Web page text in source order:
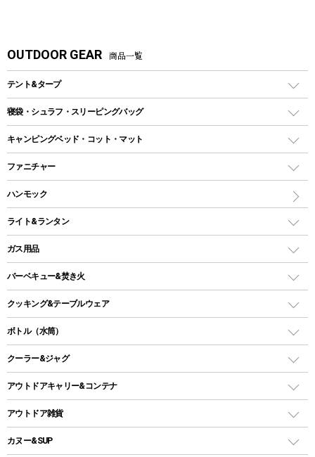
OUTDOOR GEAR 商品一覧
テント&タープ
テント
ツールームテント
ワンポールテント
シェルターテント
ロッジ型・オリジナルテント
タープ
スクエアタープ（レクタタープ）
メッシュタープ
自立式タープ
パラソル
テントアクセサリー
ペグ
寝袋・シュラフ・スリーピングバッグ
レクタングラー型（封筒型）シュラフ
インナーシュラフ
キャンピングベッド・コット・マット
キャンピングベッド・コット
インフレータブルマット
ファニチャー
アウトドアテーブル
レジャーシート
ハンモック
ライト&ランタン
LEDランタン
ガスランタン
オイルランタン
LEDライト
ヘッドライト
キャンドル
ガス用品
ガスバーナー
ガス缶
ガストーチ、ライター
バーベキュー&焚き火
バーベキューコンロ、グリル
焚き火台タイプ（ロースタイル）グリル
卓上タイプグリル
パーティータイプグリル
鉄板、アミ
クッキング&テーブルウェア
ダッチオーブン
ホットサンドメーカー
クッカーセット
シェラカップ
ボトル（水筒）
ステンレスボトル
コップ付きタイプ
ワンタッチタイプ
プラスチックボトル
クーラー&ジャグ
クーラーボックス
クーラーバッグ
ウォータージャグ
アウトドアキャリー&コンテナ
アウトドアキャリー
アウトドア雑貨
バックパック&バッグ
カヌー&SUP